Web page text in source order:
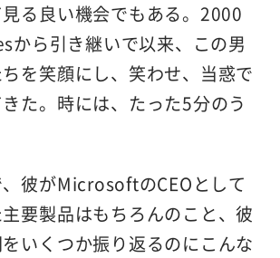
る良い機会でもある。2000
から引き継いで以来、この男
を笑顔にし、笑わせ、当惑で
た。時には、たった5分のう
彼がMicrosoftのCEOとして
要製品はもちろんのこと、彼
いくつか振り返るのにこんな